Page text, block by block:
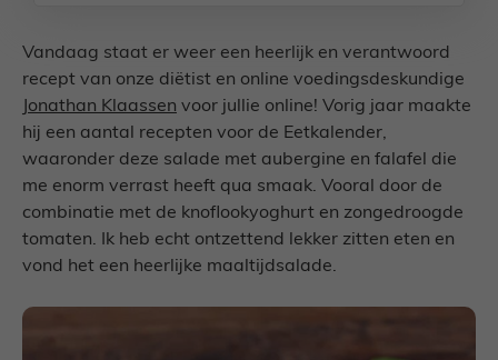
Vandaag staat er weer een heerlijk en verantwoord
recept van onze diëtist en online voedingsdeskundige
Jonathan Klaassen voor jullie online! Vorig jaar maakte
hij een aantal recepten voor de Eetkalender,
waaronder deze salade met aubergine en falafel die
me enorm verrast heeft qua smaak. Vooral door de
combinatie met de knoflookyoghurt en zongedroogde
tomaten. Ik heb echt ontzettend lekker zitten eten en
vond het een heerlijke maaltijdsalade.